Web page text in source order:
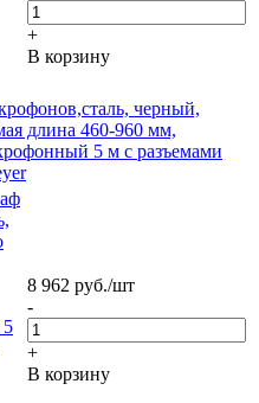
+
В корзину
черный,
длина 460-960 мм,
5 м с разъемами
8 962 руб./шт
-
+
В корзину